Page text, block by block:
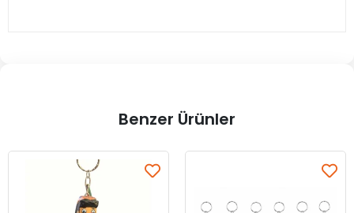
Benzer Ürünler